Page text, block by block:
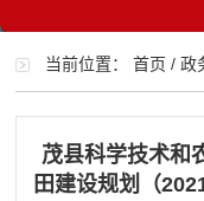
当前位置：首页 /政
茂县科学技术和
田建设规划（